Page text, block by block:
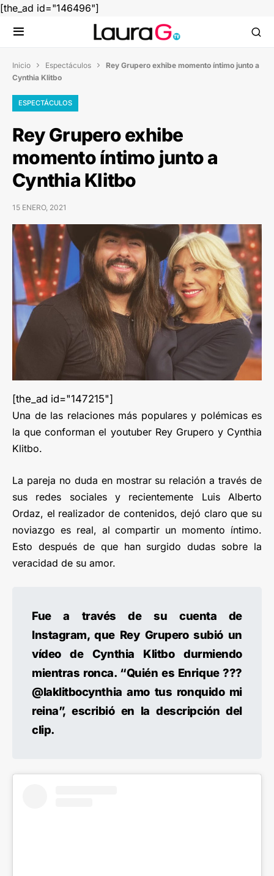
[the_ad id="146496"]
Inicio  Espectáculos  Rey Grupero exhibe momento íntimo junto a
Cynthia Klitbo
ESPECTÁCULOS
Rey Grupero exhibe
momento íntimo junto a
Cynthia Klitbo
15 ENERO, 2021
[the_ad id="147215"]
Una de las relaciones más populares y polémicas es
la que conforman el youtuber Rey Grupero y Cynthia
Klitbo.
La pareja no duda en mostrar su relación a través de
sus redes sociales y recientemente Luis Alberto
Ordaz, el realizador de contenidos, dejó claro que su
noviazgo es real, al compartir un momento íntimo.
Esto después de que han surgido dudas sobre la
veracidad de su amor.
Fue a través de su cuenta de
Instagram, que Rey Grupero subió un
vídeo de Cynthia Klitbo durmiendo
mientras ronca. “Quién es Enrique ???
@laklitbocynthia amo tus ronquido mi
reina”, escribió en la descripción del
clip.